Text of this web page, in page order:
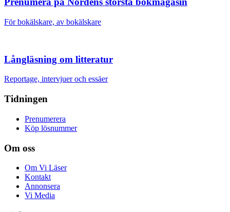
För bokälskare, av bokälskare
Långläsning om litteratur
Reportage, intervjuer och essäer
Tidningen
Prenumerera
Köp lösnummer
Om oss
Om Vi Läser
Kontakt
Annonsera
Vi Media